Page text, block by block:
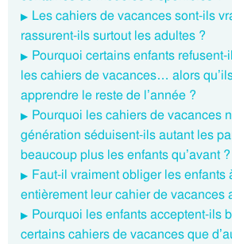
Les cahiers de vacances sont-ils
rassurent-ils surtout les adultes ?
Pourquoi certains enfants
les cahiers de vacances… alors
apprendre le reste de l’année ?
Pourquoi les cahiers de vacances
génération séduisent-ils autant les
beaucoup plus les enfants qu’avant ?
Faut-il vraiment obliger les enfants
entièrement leur cahier de vacances
Pourquoi les enfants acceptent-ils
certains cahiers de vacances que